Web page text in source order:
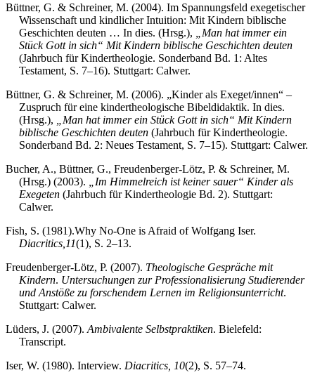
Büttner, G. & Schreiner, M. (2004). Im Spannungsfeld exegetischer
Wissenschaft und kindlicher Intuition: Mit Kindern biblische
Geschichten deuten … In dies. (Hrsg.),
„Man hat immer ein
Stück Gott in sich“ Mit Kindern biblische Geschichten deuten
(Jahrbuch für Kindertheologie. Sonderband Bd. 1: Altes
Testament, S. 7–16). Stuttgart: Calwer.
Büttner, G. & Schreiner, M. (2006). „Kinder als Exeget/innen“ –
Zuspruch für eine kindertheologische Bibeldidaktik. In dies.
(Hrsg.),
„Man hat immer ein Stück Gott in sich“ Mit Kindern
biblische Geschichten deuten(Jahrbuch für Kindertheologie.
Sonderband Bd. 2: Neues Testament, S. 7–15). Stuttgart: Calwer.
Bucher, A., Büttner, G., Freudenberger-Lötz, P. & Schreiner, M.
(Hrsg.) (2003).
„Im Himmelreich ist keiner sauer“ Kinder als
Exegeten(Jahrbuch für Kindertheologie Bd. 2). Stuttgart:
Calwer.
Fish, S. (1981).Why No-One is Afraid of Wolfgang Iser.
Diacritics, 11(1), S. 2–13.
Freudenberger-Lötz, P. (2007). Theologische Gespräche mit
Kindern. Untersuchungen zur Professionalisierung Studierender
und Anstöße zu forschendem Lernen im Religionsunterricht.
Stuttgart: Calwer.
Lüders, J. (2007). Ambivalente Selbstpraktiken. Bielefeld:
Transcript.
Iser, W. (1980). Interview. Diacritics, 10(2), S. 57–74.